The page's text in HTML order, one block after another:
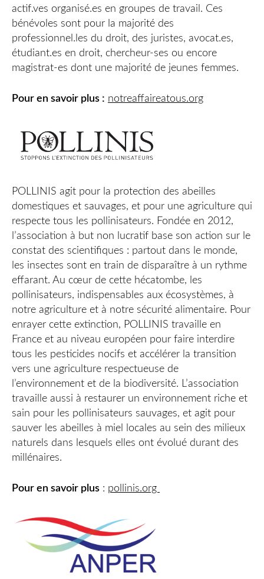
actif.ves organisé.es en groupes de travail. Ces
bénévoles sont pour la majorité des
professionnel.les du droit, des juristes, avocat.es,
étudiant.es en droit, chercheur-ses ou encore
magistrat-es dont une majorité de jeunes femmes.
Pour en savoir plus : notreaffaireatous.org
POLLINIS agit pour la protection des abeilles
domestiques et sauvages, et pour une agriculture qui
respecte tous les pollinisateurs. Fondée en 2012,
l’association à but non lucratif base son action sur le
constat des scientifiques : partout dans le monde,
les insectes sont en train de disparaître à un rythme
effarant. Au cœur de cette hécatombe, les
pollinisateurs, indispensables aux écosystèmes, à
notre agriculture et à notre sécurité alimentaire. Pour
enrayer cette extinction, POLLINIS travaille en
France et au niveau européen pour faire interdire
tous les pesticides nocifs et accélérer la transition
vers une agriculture respectueuse de
l’environnement et de la biodiversité. L’association
travaille aussi à restaurer un environnement riche et
sain pour les pollinisateurs sauvages, et agit pour
sauver les abeilles à miel locales au sein des milieux
naturels dans lesquels elles ont évolué durant des
millénaires.
Pour en savoir plus : pollinis.org